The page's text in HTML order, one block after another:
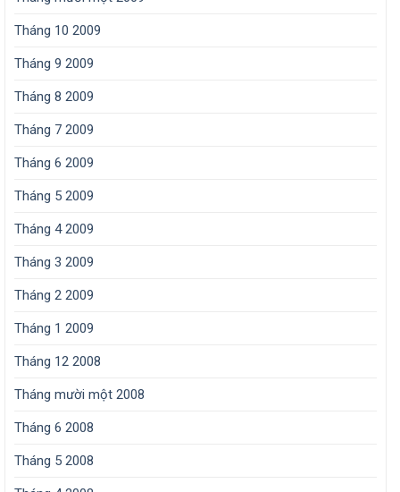
Tháng 10 2009
Tháng 9 2009
Tháng 8 2009
Tháng 7 2009
Tháng 6 2009
Tháng 5 2009
Tháng 4 2009
Tháng 3 2009
Tháng 2 2009
Tháng 1 2009
Tháng 12 2008
Tháng mười một 2008
Tháng 6 2008
Tháng 5 2008